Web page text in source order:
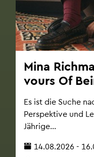
Mina
vours Of
Es ist die Suche
Per­spek­ti­ve und
Jäh­ri­ge...
14.08.2026 -